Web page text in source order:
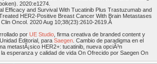
2020:e1274.
Efficacy and Survival With Tucatinib Plus Trastuzumab and
HER2-Positive Breast Cancer With Brain Metastases
Oncol. 2020 Aug 10;38(23):2610-2619.Â
por UE Studio , firma creativa de branded content y
Editorial, para Saegen . Cambio de paradigma en el
metastÃ¡sico HER2+: tucatinib, nueva opciÃ³n
esperanza y calidad de vida On Ofrecido por Saegen On